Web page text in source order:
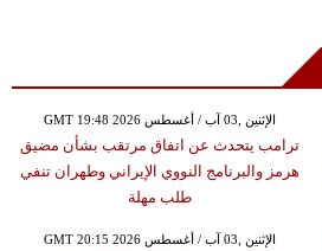
GMT 19:48 2026 الإثنين ,03 آب / أغسطس
ترامب يتحدث عن اتفاق مرتقب بشأن مضيق
هرمز والبرنامج النووي الإيراني وطهران تنفي
طلب مهلة
GMT 20:15 2026 الإثنين ,03 آب / أغسطس